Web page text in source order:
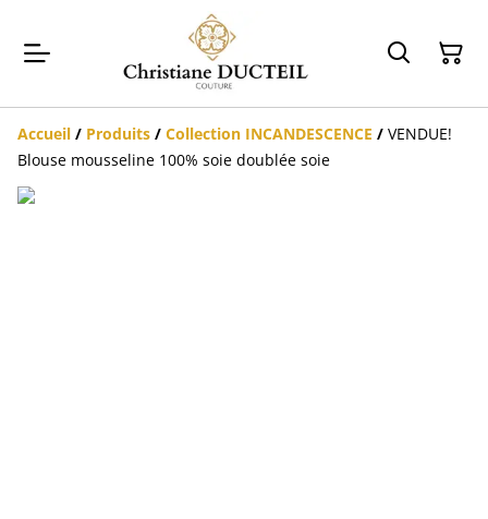
Accueil / Produits / Collection INCANDESCENCE / VENDUE!
Blouse mousseline 100% soie doublée soie